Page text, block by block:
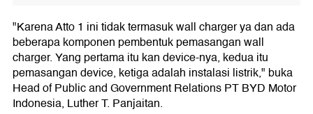
"Karena Atto 1 ini tidak termasuk wall charger ya dan ada
beberapa komponen pembentuk pemasangan wall
charger. Yang pertama itu kan device-nya, kedua itu
pemasangan device, ketiga adalah instalasi listrik," buka
Head of Public and Government Relations PT BYD Motor
Indonesia, Luther T. Panjaitan.